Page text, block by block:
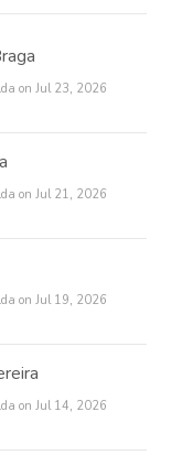
on Jul 23, 2026
on Jul 21, 2026
on Jul 19, 2026
on Jul 14, 2026